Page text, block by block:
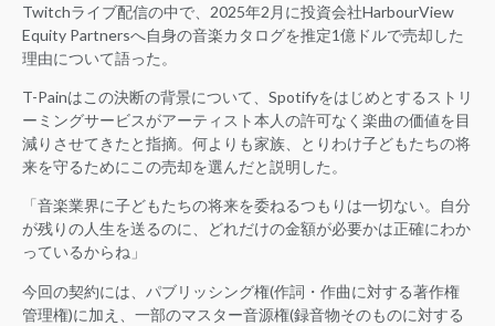
Twitchライブ配信の中で、2025年2月に投資会社HarbourView
Equity Partnersへ自身の音楽カタログを推定1億ドルで売却した
理由について語った。
T-Painはこの決断の背景について、Spotifyをはじめとするストリ
ーミングサービスがアーティスト本人の許可なく楽曲の価値を目
減りさせてきたと指摘。何よりも家族、とりわけ子どもたちの将
来を守るためにこの売却を選んだと説明した。
「音楽業界に子どもたちの将来を委ねるつもりは一切ない。自分
が残りの人生を送るのに、どれだけの金額が必要かは正確にわか
っているからね」
今回の契約には、パブリッシング権(作詞・作曲に対する著作権
管理権)に加え、一部のマスター音源権(録音物そのものに対する